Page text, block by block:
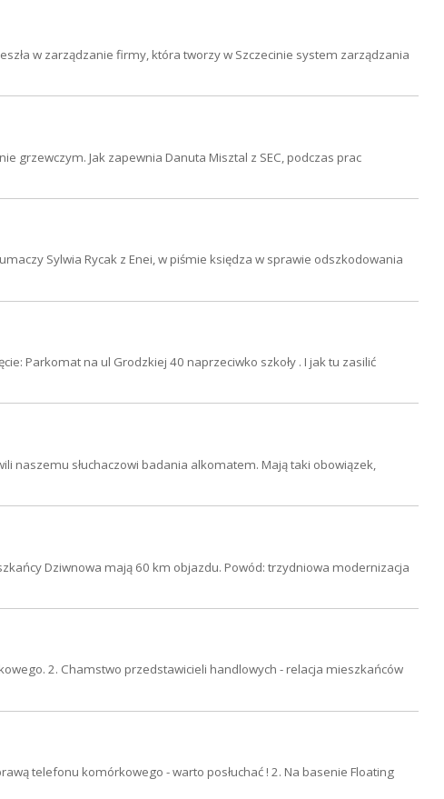
w zarządzanie firmy, która tworzy w Szczecinie system zarządzania
grzewczym. Jak zapewnia Danuta Misztal z SEC, podczas prac
Sylwia Rycak z Enei, w piśmie księdza w sprawie odszkodowania
Parkomat na ul Grodzkiej 40 naprzeciwko szkoły . I jak tu zasilić
naszemu słuchaczowi badania alkomatem. Mają taki obowiązek,
Dziwnowa mają 60 km objazdu. Powód: trzydniowa modernizacja
2. Chamstwo przedstawicieli handlowych - relacja mieszkańców
telefonu komórkowego - warto posłuchać ! 2. Na basenie Floating